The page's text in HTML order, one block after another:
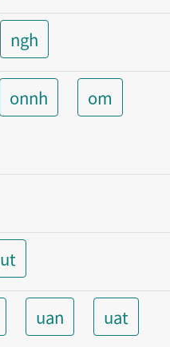
ngh
onnh
om
ut
uan
uat